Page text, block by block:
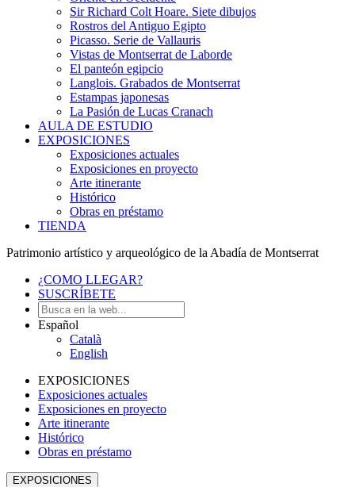
Sir Richard Colt Hoare. Siete dibujos
Rostros del Antiguo Egipto
Picasso. Serie de Vallauris
Vistas de Montserrat de Laborde
El panteón egipcio
Langlois. Grabados de Montserrat
Estampas japonesas
La Pasión de Lucas Cranach
AULA DE ESTUDIO
EXPOSICIONES
Exposiciones actuales
Exposiciones en proyecto
Arte itinerante
Histórico
Obras en préstamo
TIENDA
Patrimonio artístico y arqueológico de la Abadía de Montserrat
¿COMO LLEGAR?
SUSCRÍBETE
Español
Català
English
EXPOSICIONES
Exposiciones actuales
Exposiciones en proyecto
Arte itinerante
Histórico
Obras en préstamo
EXPOSICIONES